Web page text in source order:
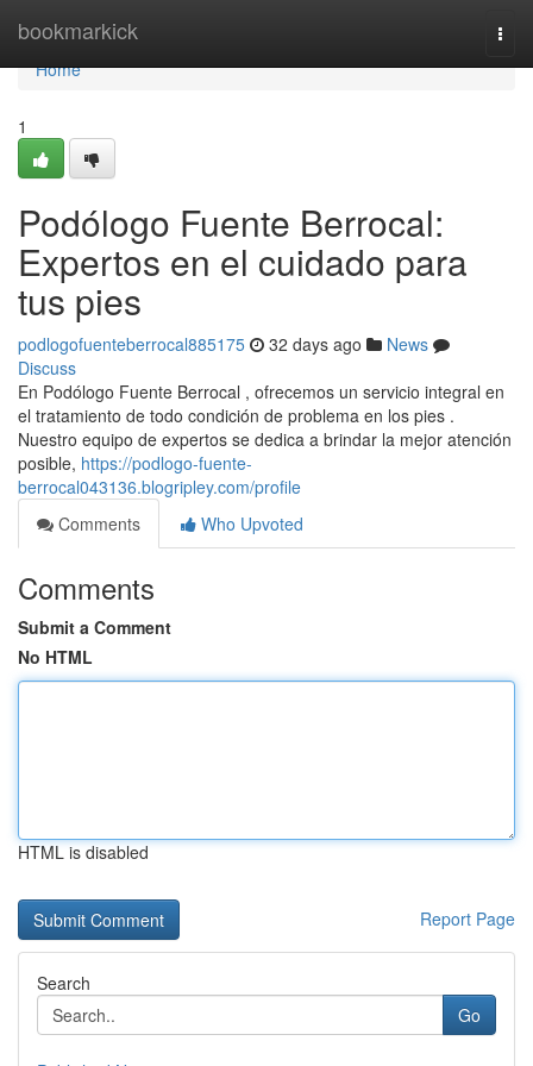
bookmarkick
Home
Home
1
Podólogo Fuente Berrocal:
Expertos en el cuidado para
tus pies
podlogofuenteberrocal885175 32 days ago
News
Discuss
En Podólogo Fuente Berrocal , ofrecemos un servicio integral en
el tratamiento de todo condición de problema en los pies .
Nuestro equipo de expertos se dedica a brindar la mejor atención
posible, https://podlogo-fuente-
berrocal043136.blogripley.com/profile
Comments
Who Upvoted
Comments
Submit a Comment
No HTML
HTML is disabled
Report Page
Search
Go